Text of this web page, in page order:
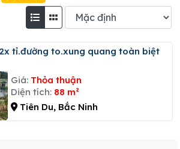
Giá: Thỏa thuận
Diện tích: 88 m²
Tiên Du, Bắc Ninh